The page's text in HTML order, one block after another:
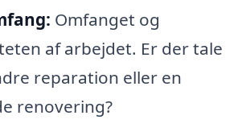
Omfanget og
af arbejdet. Er der tale
reparation eller en
renovering?